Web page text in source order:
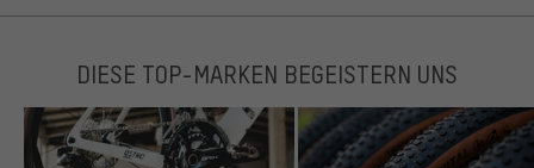
DIESE TOP-MARKEN BEGEISTERN UNS